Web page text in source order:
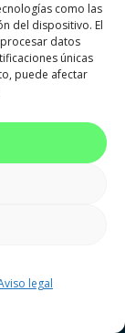
como las
del dispositivo. El
datos
únicas
puede afectar
legal
filter